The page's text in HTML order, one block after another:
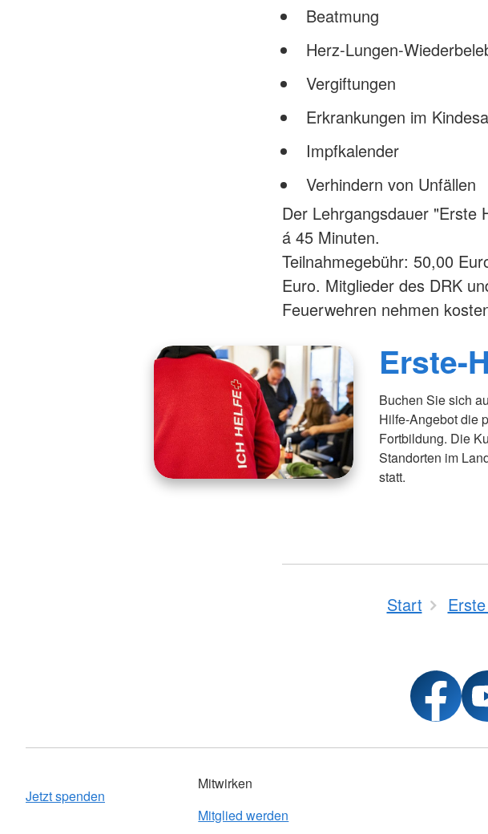
Beatmung
Herz-Lungen-
Vergiftungen
Erkrankungen im
Impfkalender
Verhindern von Unfällen
Der Lehrgangsdauer "Erste
á 45 Minuten.
Teilnahmegebühr: 50,00
Euro. Mitglieder des DRK
Feuerwehren nehmen
Erste-
Buchen Sie sich
Hilfe-Angebot die
Fortbildung. Die
Standorten im
statt.
Start
Jetzt spenden
Mitwirken
Mitglied werden